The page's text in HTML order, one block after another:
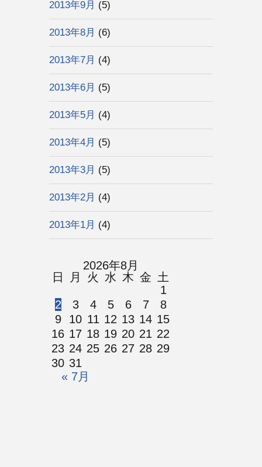
2013年9月 (5)
2013年8月 (6)
2013年7月 (4)
2013年6月 (5)
2013年5月 (4)
2013年4月 (5)
2013年3月 (5)
2013年2月 (4)
2013年1月 (4)
2026年8月
日
月 火 水 木 金 土
« 7月
1
2
3 4 5 6 7
8
9
10 11 12 13 14 15
16 17 18 19 20 21 22
23 24 25 26 27 28 29
30 31